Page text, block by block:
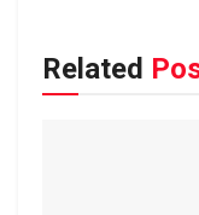
Related